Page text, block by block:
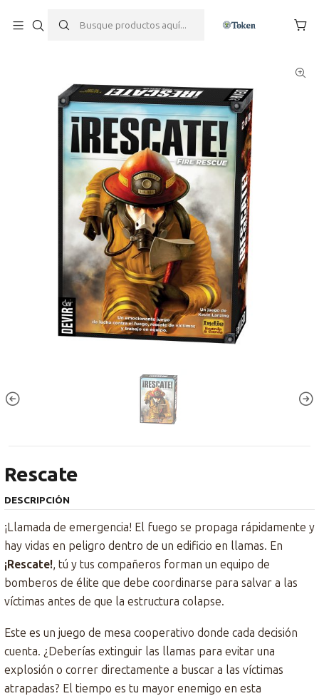
Rescate
DESCRIPCIÓN
¡Llamada de emergencia! El fuego se propaga rápidamente y
hay vidas en peligro dentro de un edificio en llamas. En
¡Rescate!, tú y tus compañeros forman un equipo de
bomberos de élite que debe coordinarse para salvar a las
víctimas antes de que la estructura colapse.
Este es un juego de mesa cooperativo donde cada decisión
cuenta. ¿Deberías extinguir las llamas para evitar una
explosión o correr directamente a buscar a las víctimas
atrapadas? El tiempo es tu mayor enemigo en esta